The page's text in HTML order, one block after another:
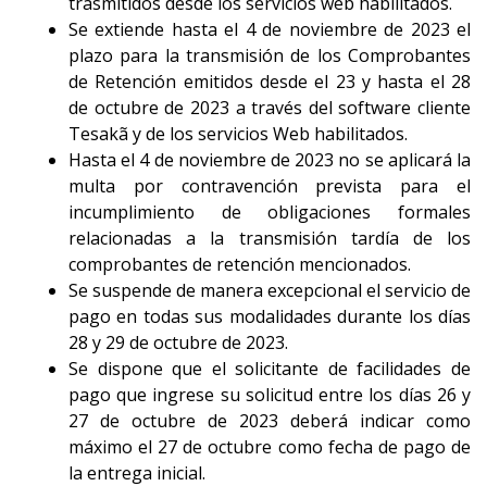
Se extiende hasta el 4 de noviembre de 2023 el
plazo para la transmisión de los Comprobantes
de Retención emitidos desde el 23 y hasta el 28
de octubre de 2023 a través del software cliente
Tesakã y de los servicios Web habilitados.
Hasta el 4 de noviembre de 2023 no se aplicará la
multa por contravención prevista para el
incumplimiento de obligaciones formales
relacionadas a la transmisión tardía de los
comprobantes de retención mencionados.
Se suspende de manera excepcional el servicio de
pago en todas sus modalidades durante los días
28 y 29 de octubre de 2023.
Se dispone que el solicitante de facilidades de
pago que ingrese su solicitud entre los días 26 y
27 de octubre de 2023 deberá indicar como
máximo el 27 de octubre como fecha de pago de
la entrega inicial.